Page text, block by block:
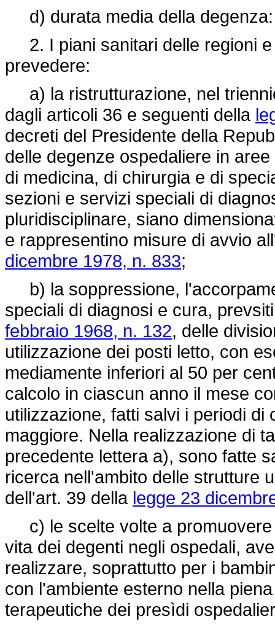
d) durata media della degenza:
2. I piani sanitari delle regioni e
prevedere:
a) la ristrutturazione, nel
dagli articoli 36 e seguenti della
decreti del Presidente della
delle degenze ospedaliere in
di medicina, di chirurgia e di
sezioni e servizi speciali di
pluridisciplinare, siano
e rappresentino misure di avvio
dicembre 1978, n. 833;
b) la soppressione,
speciali di diagnosi e cura,
febbraio 1968, n. 132, delle
utilizzazione dei posti letto, con
mediamente inferiori al 50 per
calcolo in ciascun anno il mese
utilizzazione, fatti salvi i periodi
maggiore. Nella realizzazione di
precedente lettera a), sono fatte
ricerca nell'ambito delle strutture
dell'art. 39 della legge 23
c) le scelte volte a promuovere
vita dei degenti negli ospedali,
realizzare, soprattutto per i
con l'ambiente esterno nella
terapeutiche dei presìdi